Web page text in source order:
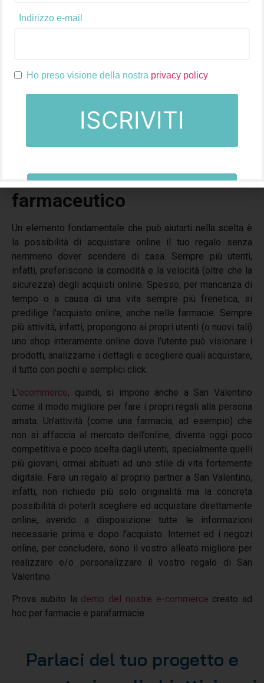
Per rendere il vostro regalo ancora più speciale affidatevi
un tema dal titolo “Serata galante”, che comprende un
rossetto, un ombretto e un profumo dai toni sensuali. La
scelta di un tema, infatti, aggiungerà un ulteriore livello di
riflessione e considerazione al tuo regalo, dimostrando
Il ruolo dell’e-commerce
farmaceutico
Un elemento fondamentale che può aiutarti nella scelta è
la possibilità di acquistare online il tuo regalo senza
nemmeno dover scendere di casa. Sempre più utenti,
infatti, preferiscono la comodità e la velocità (oltre che la
sicurezza) degli acquisti online. Spesso, per mancanza di
tempo o a causa di una vita sempre più frenetica, si
predilige l’acquisto online, anche nelle farmacie. Sempre
più attività, infatti, propongono ai propri utenti (o nuovi tali)
uno shop interamente online dove l’utente può visionare i
prodotti, analizzarne i dettagli e scegliere quali acquistare,
il tutto con pochi e semplici click.
L’ecommerce, quindi, si impone anche a San Valentino
come il modo migliore per fare i propri regali alla persona
amata. Un’attività (come una farmacia, ad esempio) che
non si affaccia al mercato dell’online, diventa oggi poco
competitiva e poco scelta dagli utenti, specialmente quelli
più giovani, ormai abituati ad uno stile di vita fortemente
digitale. Fare un regalo al proprio partner a San Valentino,
infatti, non richiede più solo originalità ma la concreta
possibilità di poterli scegliere ed acquistare direttamente
online, avendo a disposizione tutte le informazioni
necessarie prima e dopo l’acquisto. Internet ed i negozi
online, per concludere, sono il vostro alleato migliore per
realizzare e/o personalizzare il vostro regalo di San
Valentino.
Prova subito la demo del nostre e-commerce creato ad
hoc per farmacie e parafarmacie.
Parlaci del tuo progetto e
Indirizzo e-mail
Ho preso visione della nostra privacy policy